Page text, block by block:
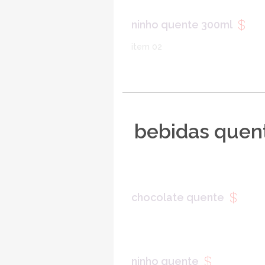
ninho quente 300ml
bebidas
chocolate quente
ninho quente